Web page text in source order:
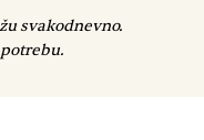
svakodnevno.